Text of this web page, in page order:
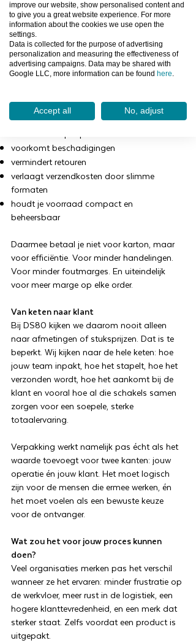
altijd in contact met je klant.
Het verschil in proces, marge en retouren
Wat vaak vergeten wordt, is dat verpakking
niet alleen een esthetische keuze is. Het
heeft directe impact op je operatie én je
verzendverpakking:
versnelt het inpakproces
voorkomt beschadigingen
vermindert retouren
verlaagt verzendkosten door slimme
formaten
houdt je voorraad compact en
beheersbaar
Daarmee betaal je niet voor karton, maar
voor efficiëntie. Voor minder handelingen.
Voor minder foutmarges. En uiteindelijk
voor meer marge op elke order.
Van keten naar klant
Bij DS80 kijken we daarom nooit alleen
naar afmetingen of stuksprijzen. Dat is te
beperkt. Wij kijken naar de hele keten: hoe
jouw team inpakt, hoe het stapelt, hoe het
verzonden wordt, hoe het aankomt bij de
klant en vooral hoe al die schakels samen
zorgen voor een soepele, sterke
totaalervaring.
Verpakking werkt namelijk pas écht als het
waarde toevoegt voor twee kanten: jouw
operatie én jouw klant. Het moet logisch
zijn voor de mensen die ermee werken, én
het moet voelen als een bewuste keuze
voor de ontvanger.
Wat zou het voor jouw proces kunnen
doen?
Veel organisaties merken pas het verschil
wanneer ze het ervaren: minder frustratie op
de werkvloer, meer rust in de logistiek, een
hogere klanttevredenheid, en een merk dat
sterker staat. Zelfs voordat een product is
uitgepakt.
improve our website, show personalised content and
to give you a great website experience. For more
information about the cookies we use open the
settings.
Data is collected for the purpose of advertising
personalization and measuring the effectiveness of
advertising campaigns. Data may be shared with
Google LLC, more information can be found here
Accept all No, adjust